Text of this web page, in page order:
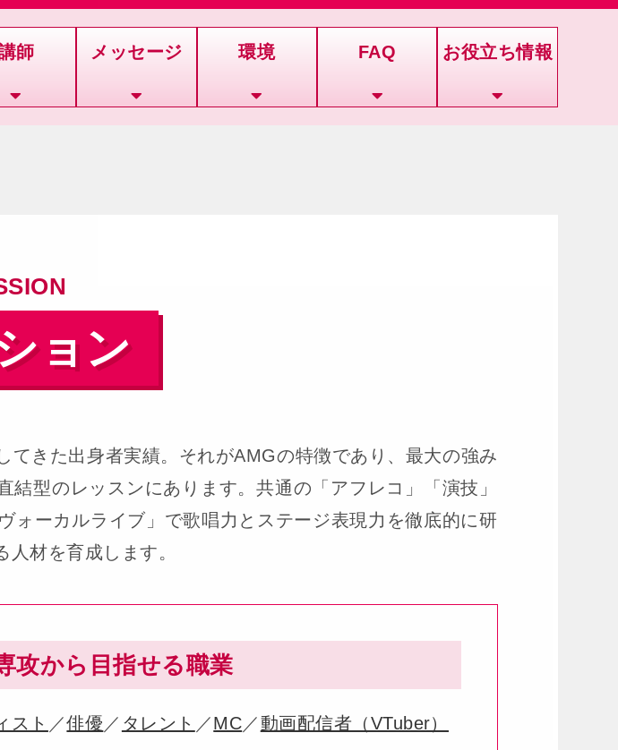
師 メッセージ 環境 FAQ お役立ち情報
ョン
きた出身者実績。それがAMGの特徴であり、最大の強み
型のレッスンにあります。共通の「アフレコ」「演技」
ォーカルライブ」で歌唱力とステージ表現力を徹底的に研
材を育成します。
攻から目指せる職業
スト ／俳優 ／ タレント ／MC／動画配信者（VTuber）